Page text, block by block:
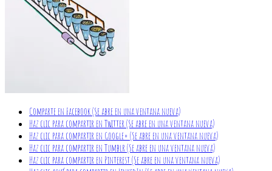
Comparte en Facebook (Se abre en una ventana nueva)
Haz clic para compartir en Twitter (Se abre en una ventana nueva)
Haz clic para compartir en Google+ (Se abre en una ventana nueva)
Haz clic para compartir en Tumblr (Se abre en una ventana nueva)
Haz clic para compartir en Pinterest (Se abre en una ventana nueva)